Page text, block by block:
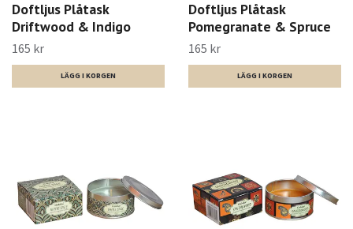
Doftljus Plåtask
Driftwood & Indigo
165 kr
Doftljus Plåtask
Pomegranate & Spruce
165 kr